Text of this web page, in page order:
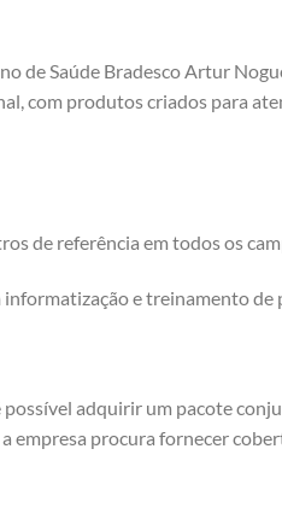
de Saúde Bradesco Artur
com produtos criados para
de referência em todos os
e treinamento de
adquirir um pacote
empresa procura fornecer